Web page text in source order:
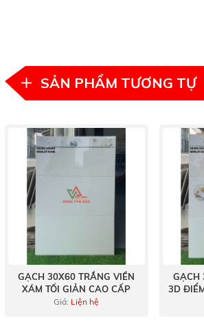
SẢN PHẨM TƯƠNG TỰ
GẠCH 30X60 TRẮNG VIỀN
XÁM TỐI GIẢN CAO CẤP
Giá: Liện hệ
GẠCH
3D